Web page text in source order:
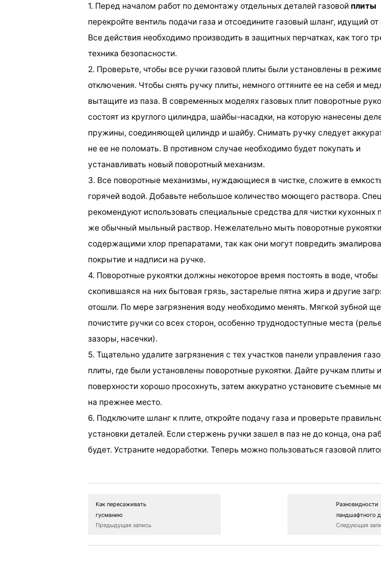
1. Перед началом работ по демонтажу отдельных деталей газовой плиты
перекройте вентиль подачи газа и отсоедините газовый шланг, идущий от
Все действия необходимо производить в защитных перчатках, как того
техника безопасности.
2. Проверьте, чтобы все ручки газовой плиты были установлены в
отключения. Чтобы снять ручку плиты, немного оттяните ее на себя и
вытащите из паза. В современных моделях газовых плит поворотные
состоят из круглого цилиндра, шайбы-насадки, на которую нанесены
пружины, соединяющей цилиндр и шайбу. Снимать ручку следует
не ее не поломать. В противном случае необходимо будет покупать и
устанавливать новый поворотный механизм.
3. Все поворотные механизмы, нуждающиеся в чистке, сложите в
горячей водой. Добавьте небольшое количество моющего раствора.
рекомендуют использовать специальные средства для чистки кухонных
же обычный мыльный раствор. Нежелательно мыть поворотные рукоятки
содержащими хлор препаратами, так как они могут повредить
покрытие и надписи на ручке.
4. Поворотные рукоятки должны некоторое время постоять в воде, чтобы
скопившаяся на них бытовая грязь, застарелые пятна жира и другие
отошли. По мере загрязнения воду необходимо менять. Мягкой зубной
почистите ручки со всех сторон, особенно труднодоступные места
зазоры, насечки).
5. Тщательно удалите загрязнения с тех участков панели управления
плиты, где были установлены поворотные рукоятки. Дайте ручкам плиты и
поверхности хорошо просохнуть, затем аккуратно установите съемные
на прежнее место.
6. Подключите шланг к плите, откройте подачу газа и проверьте
установки деталей. Если стержень ручки зашел в паз не до конца, она
будет. Устраните недоработки. Теперь можно пользоваться газовой
Как пересаживать
гусманию
Предыдущая запись
Разновидности
ландшафтного
Следующая